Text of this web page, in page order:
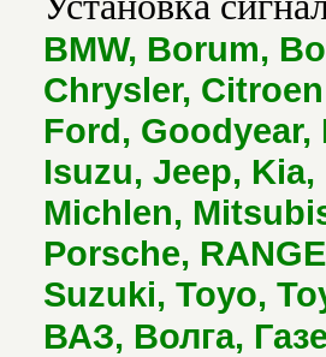
BMW, Borum,
Chrysler,
Ford,
Isuzu, Jeep,
Michlen,
Porsche,
Suzuki, Toyo,
ВАЗ, Волга,